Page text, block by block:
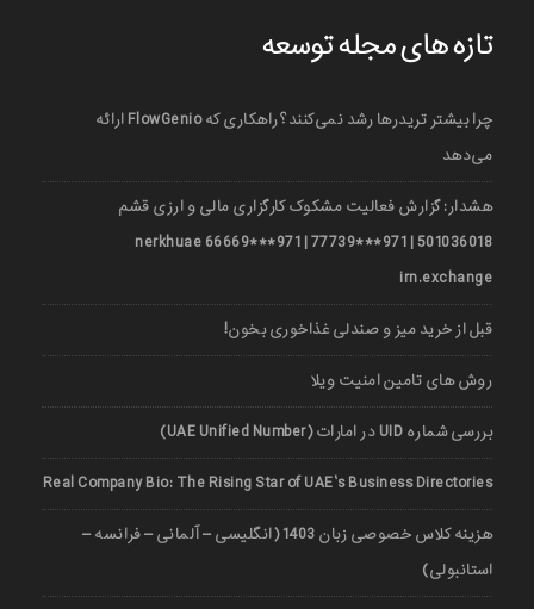
تازه های مجله توسعه
چرا بیشتر تریدرها رشد نمی‌کنند؟ راهکاری که FlowGenio ارائه
می‌دهد
هشدار: گزارش فعالیت مشکوک کارگزاری مالی و ارزی قشم
501036018 | 971***77739 | 971***66669 nerkhuae
irn.exchange
قبل از خرید میز و صندلی غذاخوری بخون!
روش های تامین امنیت ویلا
بررسی شماره UID در امارات (UAE Unified Number)
Real Company Bio: The Rising Star of UAE’s Business Directories
هزینه کلاس خصوصی زبان 1403 (انگلیسی – آلمانی – فرانسه –
استانبولی)